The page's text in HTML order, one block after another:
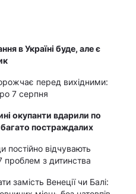
в Україні буде, але є
перед вихідними:
7 серпня
окупанти вдарили по
постраждалих
постійно відчувають
проблем з дитинства
замість Венеції чи Балі: